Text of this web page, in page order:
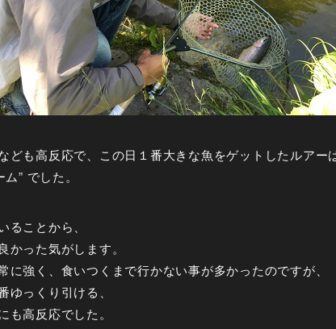
ども高反応で、この日１番大きな魚をゲットしたルアー
” でした。
ことから、
った気がします。
に強く、食いつくまで行かない事が多かったのですが、
っくり引ける、
も高反応でした。